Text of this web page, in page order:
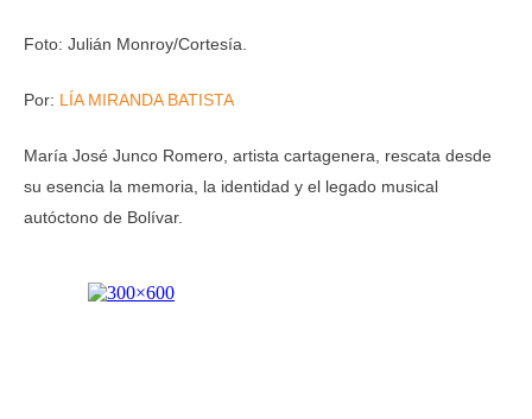
Foto: Julián Monroy/Cortesía.
Por: LÍA MIRANDA BATISTA
María José Junco Romero, artista cartagenera, rescata desde
su esencia la memoria, la identidad y el legado musical
autóctono de Bolívar.